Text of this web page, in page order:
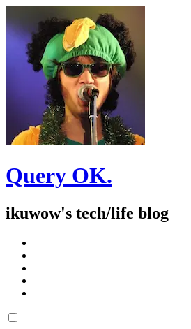
Query OK.
ikuwow's tech/life blog